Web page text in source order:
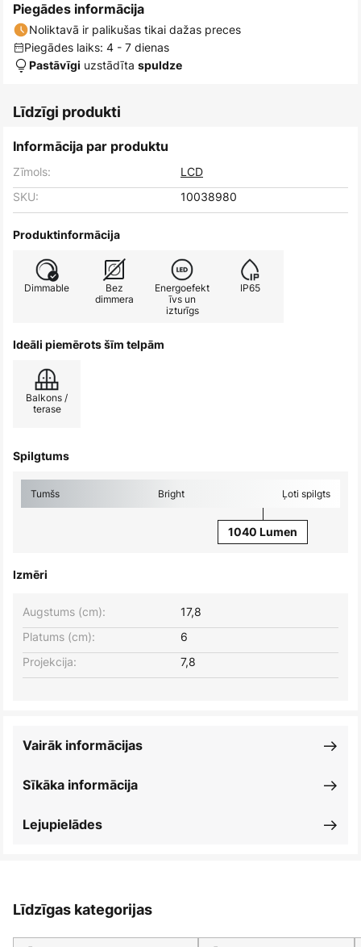
Piegādes informācija
Noliktavā ir palikušas tikai dažas preces
Piegādes laiks: 4 - 7 dienas
Pastāvīgi uzstādīta spuldze
Līdzīgi produkti
Informācija par produktu
Zīmols:
LCD
SKU:
10038980
Produktinformācija
Dimmable
Bez
dimmera
Energoefekt
īvs un
izturīgs
IP65
Ideāli piemērots šīm telpām
Balkons /
terase
Spilgtums
Tumšs Bright Ļoti spilgts
1040 Lumen
Izmēri
Platums (cm): 6
Augstums (cm): 17,8
Projekcija: 7,8
Sīkāka informācija
Vairāk informācijas
Lejupielādes
Līdzīgas kategorijas